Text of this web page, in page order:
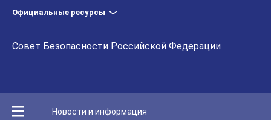
Официальные ресурсы
Совет Безопасности Российской Федерации
Новости и информация